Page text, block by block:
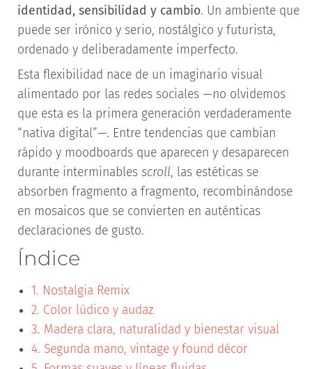
identidad, sensibilidad y cambio. Un ambiente que
puede ser irónico y serio, nostálgico y futurista,
ordenado y deliberadamente imperfecto.
Esta flexibilidad nace de un imaginario visual
alimentado por las redes sociales —no olvidemos
que esta es la primera generación verdaderamente
“nativa digital”—. Entre tendencias que cambian
rápido y moodboards que aparecen y desaparecen
durante interminables scroll, las estéticas se
absorben fragmento a fragmento, recombinándose
en mosaicos que se convierten en auténticas
declaraciones de gusto.
Índice
1. Nostalgia Remix
2. Color lúdico y audaz
3. Madera clara, naturalidad y bienestar visual
4. Segunda mano, vintage y found décor